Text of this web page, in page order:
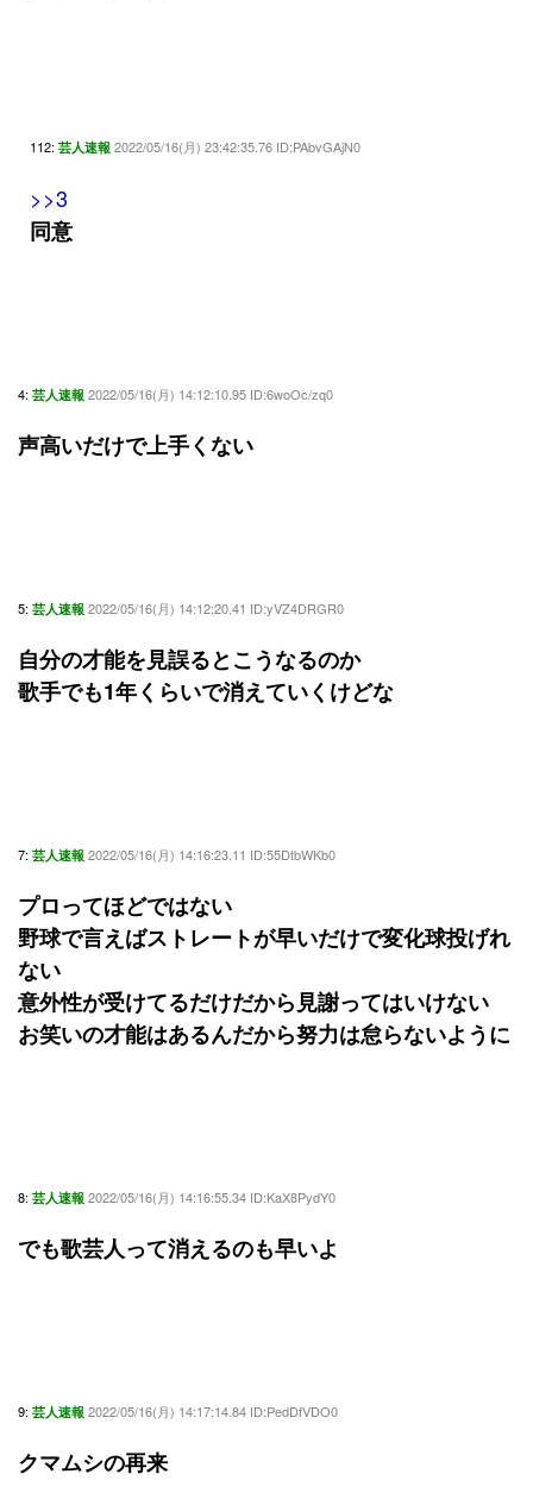
112: 芸人速報 2022/05/16(月) 23:42:35.76 ID:PAbvGAjN0
>>3
同意
4: 芸人速報 2022/05/16(月) 14:12:10.95 ID:6woOc/zq0
声高いだけで上手くない
5: 芸人速報 2022/05/16(月) 14:12:20.41 ID:yVZ4DRGR0
自分の才能を見誤るとこうなるのか
歌手でも1年くらいで消えていくけどな
7: 芸人速報 2022/05/16(月) 14:16:23.11 ID:55DtbWKb0
プロってほどではない
野球で言えばストレートが早いだけで変化球投げれ
ない
意外性が受けてるだけだから見謝ってはいけない
お笑いの才能はあるんだから努力は怠らないように
8: 芸人速報 2022/05/16(月) 14:16:55.34 ID:KaX8PydY0
でも歌芸人って消えるのも早いよ
9: 芸人速報 2022/05/16(月) 14:17:14.84 ID:PedDfVDO0
クマムシの再来